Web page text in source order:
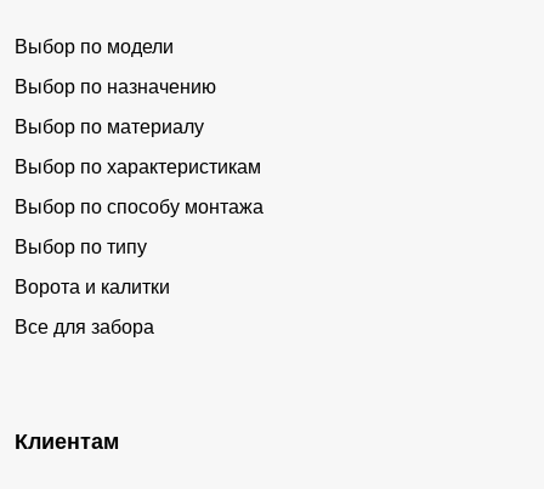
Выбор по модели
Выбор по назначению
Выбор по материалу
Выбор по характеристикам
Выбор по способу монтажа
Выбор по типу
Ворота и калитки
Все для забора
Клиентам